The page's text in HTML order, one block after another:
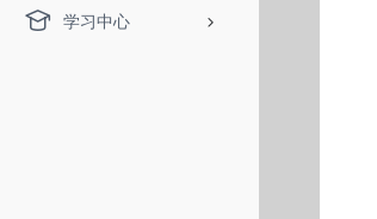
学习中心